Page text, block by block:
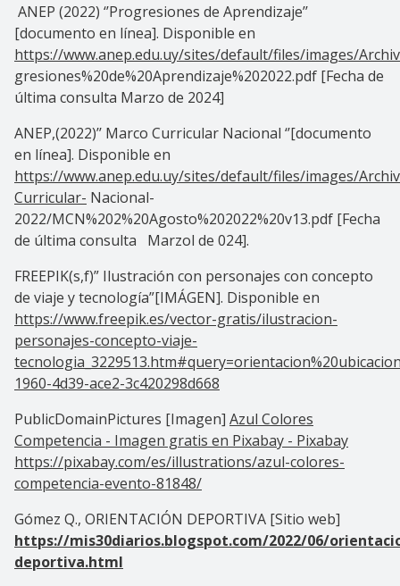
ANEP (2022) ‘’Progresiones de Aprendizaje’’
[documento en línea]. Disponible en
https://www.anep.edu.uy/sites/default/files/images/
gresiones%20de%20Aprendizaje%202022.pdf [Fecha de
última consulta Marzo de 2024]
ANEP,(2022)’’ Marco Curricular Nacional ‘’[documento
en línea]. Disponible en
https://www.anep.edu.uy/sites/default/files/images/
Curricular- Nacional-
2022/MCN%202%20Agosto%202022%20v13.pdf [Fecha
de última consulta Marzol de 024].
FREEPIK(s,f)” Ilustración con personajes con concepto
de viaje y tecnología”[IMÁGEN]. Disponible en
https://www.freepik.es/vector-gratis/ilustracion-
personajes-concepto-viaje-
1960-4d39-ace2-3c420298d668
PublicDomainPictures [Imagen] Azul Colores
Competencia - Imagen gratis en Pixabay - Pixabay
https://pixabay.com/es/illustrations/azul-colores-
competencia-evento-81848/
Gómez Q., ORIENTACIÓN DEPORTIVA [Sitio web]
https://mis30diarios.blogspot.com/2022/06/
deportiva.html